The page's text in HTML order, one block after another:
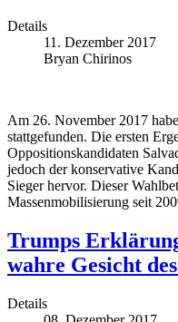
Details
11. Dezember 2017
Bryan Chirinos
Am 26. November 2017
stattgefunden. Die ersten
Oppositionskandidaten
jedoch der konservative
Sieger hervor. Dieser
Massenmobilisierung seit
Trumps
wahre Gesicht
Details